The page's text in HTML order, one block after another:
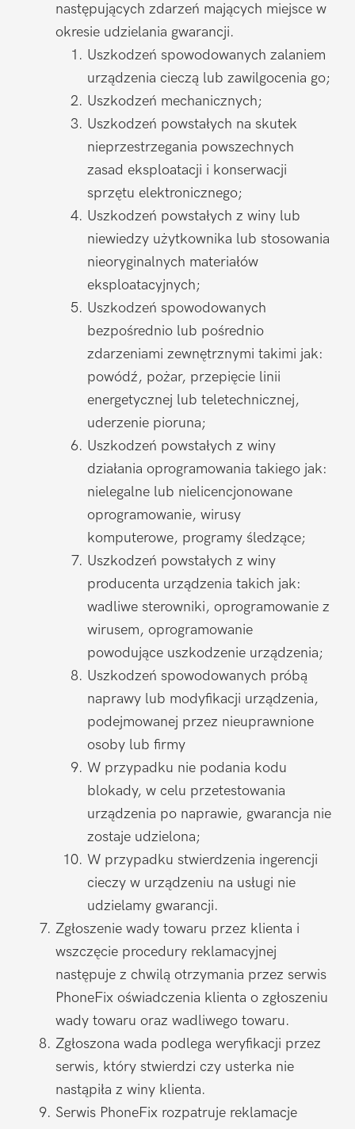
następujących zdarzeń mających miejsce w
okresie udzielania gwarancji.
Uszkodzeń spowodowanych zalaniem
urządzenia cieczą lub zawilgocenia go;
Uszkodzeń mechanicznych;
Uszkodzeń powstałych na skutek
nieprzestrzegania powszechnych
zasad eksploatacji i konserwacji
sprzętu elektronicznego;
Uszkodzeń powstałych z winy lub
niewiedzy użytkownika lub stosowania
nieoryginalnych materiałów
eksploatacyjnych;
Uszkodzeń spowodowanych
bezpośrednio lub pośrednio
zdarzeniami zewnętrznymi takimi jak:
powódź, pożar, przepięcie linii
energetycznej lub teletechnicznej,
uderzenie pioruna;
Uszkodzeń powstałych z winy
działania oprogramowania takiego jak:
nielegalne lub nielicencjonowane
oprogramowanie, wirusy
komputerowe, programy śledzące;
Uszkodzeń powstałych z winy
producenta urządzenia takich jak:
wadliwe sterowniki, oprogramowanie z
wirusem, oprogramowanie
powodujące uszkodzenie urządzenia;
Uszkodzeń spowodowanych próbą
naprawy lub modyfikacji urządzenia,
podejmowanej przez nieuprawnione
osoby lub firmy
W przypadku nie podania kodu
blokady, w celu przetestowania
urządzenia po naprawie, gwarancja nie
zostaje udzielona;
W przypadku stwierdzenia ingerencji
cieczy w urządzeniu na usługi nie
udzielamy gwarancji.
Zgłoszenie wady towaru przez klienta i
wszczęcie procedury reklamacyjnej
następuje z chwilą otrzymania przez serwis
PhoneFix oświadczenia klienta o zgłoszeniu
wady towaru oraz wadliwego towaru.
Zgłoszona wada podlega weryfikacji przez
serwis, który stwierdzi czy usterka nie
nastąpiła z winy klienta.
Serwis PhoneFix rozpatruje reklamacje